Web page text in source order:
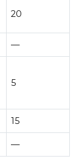
20
—
5
15
—